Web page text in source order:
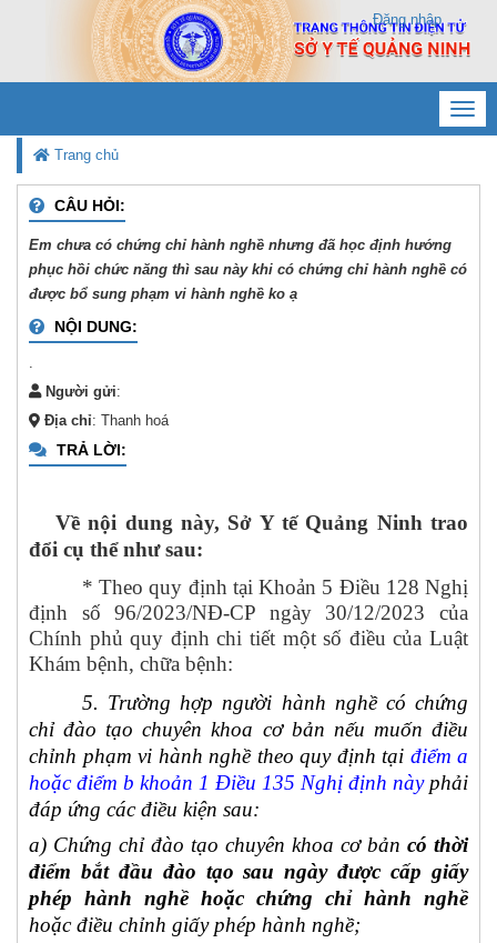
Đăng nhập
Trang chủ
CÂU HỎI:
Em chưa có chứng chỉ hành nghề nhưng đã học định hướng
phục hồi chức năng thì sau này khi có chứng chỉ hành nghề có
được bổ sung phạm vi hành nghề ko ạ
NỘI DUNG:
.
Người gửi:
Địa chỉ: Thanh hoá
TRẢ LỜI:
Về nội dung này, Sở Y tế Quảng Ninh trao
đổi cụ thể như sau:
* Theo quy định tại Khoản 5 Điều 128 Nghị
định số 96/2023/NĐ-CP ngày 30/12/2023 của
Chính phủ quy định chi tiết một số điều của Luật
Khám bệnh, chữa bệnh:
5. Trường hợp người hành nghề có chứng
chỉ đào tạo chuyên khoa cơ bản nếu muốn điều
chỉnh phạm vi hành nghề theo quy định tại điểm a
hoặc điểm b khoản 1 Điều 135 Nghị định nàyphải
đáp ứng các điều kiện sau:
a) Chứng chỉ đào tạo chuyên khoa cơ bản có thời
điểm bắt đầu đào tạo sau ngày được cấp giấy
phép hành nghề hoặc chứng chỉ hành nghề
hoặc điều chỉnh giấy phép hành nghề;